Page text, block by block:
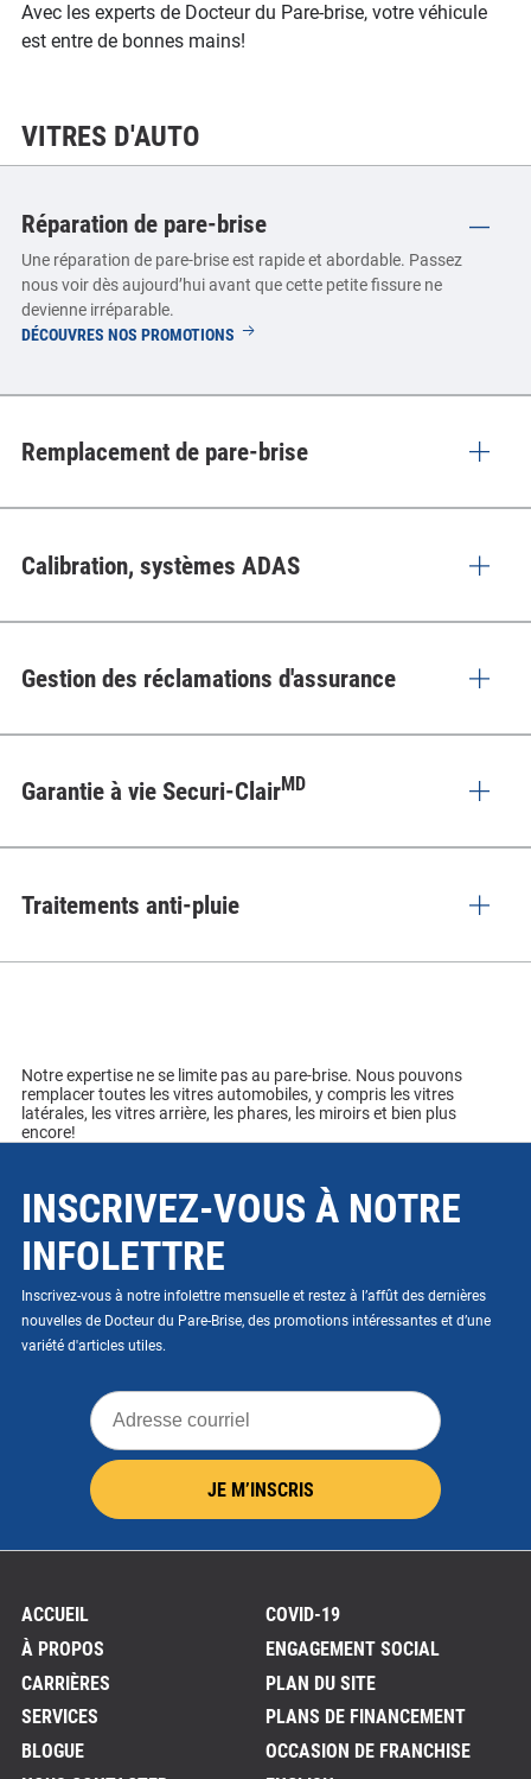
Avec les experts de Docteur du Pare-brise, votre véhicule
est entre de bonnes mains!
VITRES D'AUTO
Réparation de pare-brise
Une réparation de pare-brise est rapide et abordable. Passez
nous voir dès aujourd’hui avant que cette petite fissure ne
devienne irréparable.
DÉCOUVRES NOS PROMOTIONSRÉPARATION
Remplacement de pare-brise
Calibration, systèmes ADAS
Gestion des réclamations d'assurance
Garantie à vie Securi-ClairMD
Traitements anti-pluie
Notre expertise ne se limite pas au pare-brise. Nous pouvons
remplacer toutes les vitres automobiles, y compris les vitres
latérales, les vitres arrière, les phares, les miroirs et bien plus
encore!
INSCRIVEZ-VOUS À NOTRE
INFOLETTRE
Inscrivez-vous à notre infolettre mensuelle et restez à l’affût des dernières
nouvelles de Docteur du Pare-Brise, des promotions intéressantes et d’une
variété d'articles utiles.
Adresse
courriel
JE M’INSCRIS
ACCUEIL
À PROPOS
CARRIÈRES
SERVICES
BLOGUE
COVID-19
ENGAGEMENT SOCIAL
PLAN DU SITE
PLANS DE FINANCEMENT
OCCASION DE FRANCHISE